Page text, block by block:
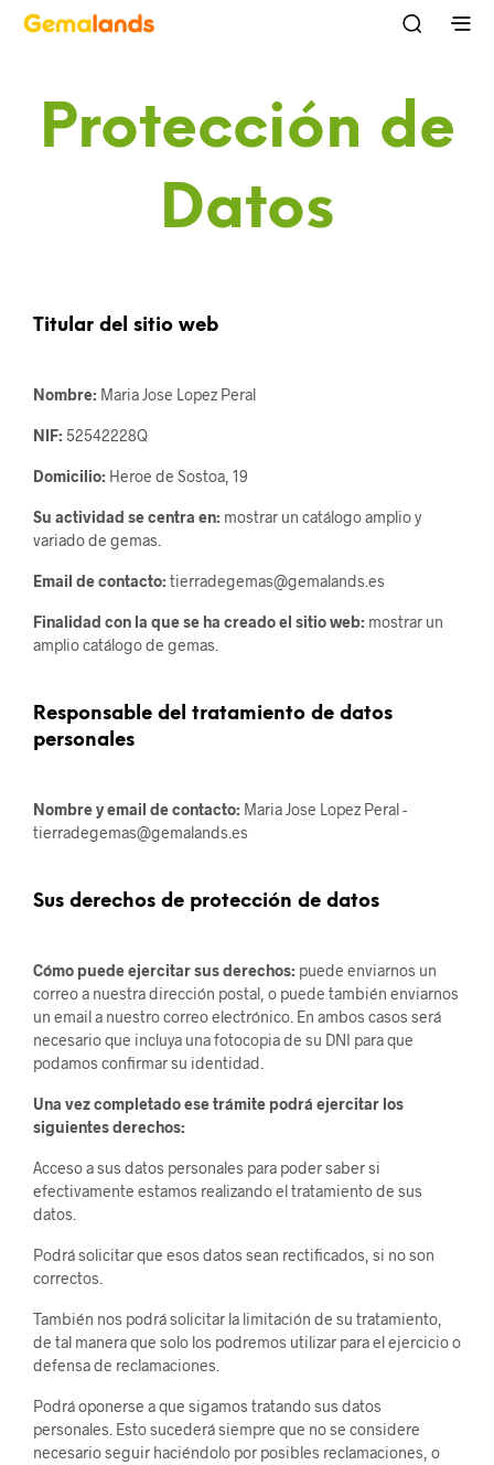
Protección de
Datos
Titular del sitio web
Nombre: Maria Jose Lopez Peral
NIF:52542228Q
Domicilio: Heroe de Sostoa, 19
Su actividad se centra en: mostrar un catálogo amplio y
variado de gemas.
Email de contacto:tierradegemas@gemalands.es
Finalidad con la que se ha creado el sitio web: mostrar un
amplio catálogo de gemas.
Responsable del tratamiento de datos
personales
Nombre y email de contacto: Maria Jose Lopez Peral -
tierradegemas@gemalands.es
Sus derechos de protección de datos
Cómo puede ejercitar sus derechos: puede enviarnos un
correo a nuestra dirección postal, o puede también enviarnos
un email a nuestro correo electrónico. En ambos casos será
necesario que incluya una fotocopia de su DNI para que
podamos confirmar su identidad.
Una vez completado ese trámite podrá ejercitar los
siguientes derechos:
Acceso a sus datos personales para poder saber si
efectivamente estamos realizando el tratamiento de sus
datos.
Podrá solicitar que esos datos sean rectificados, si no son
correctos.
También nos podrá solicitar la limitación de su tratamiento,
de tal manera que solo los podremos utilizar para el ejercicio o
defensa de reclamaciones.
Podrá oponerse a que sigamos tratando sus datos
personales. Esto sucederá siempre que no se considere
necesario seguir haciéndolo por posibles reclamaciones, o